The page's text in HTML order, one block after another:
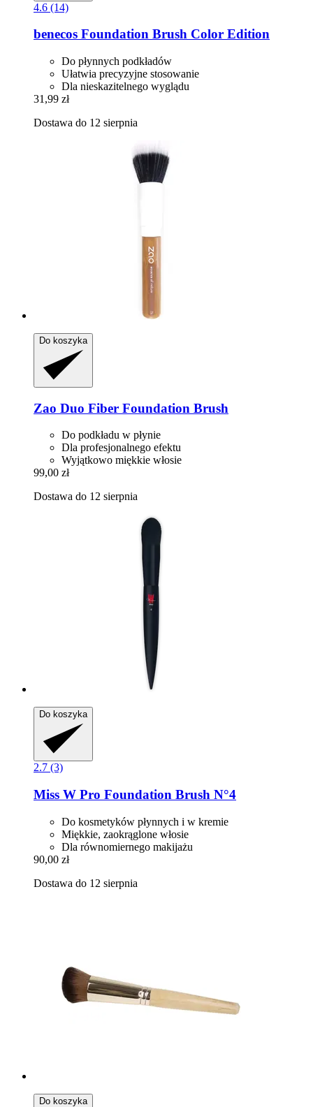
4.6 (14)
benecos Foundation Brush Color Edition
Do płynnych podkładów
Ułatwia precyzyjne stosowanie
Dla nieskazitelnego wyglądu
31,99 zł
Dostawa do 12 sierpnia
Do koszyka
Zao Duo Fiber Foundation Brush
Do podkładu w płynie
Dla profesjonalnego efektu
Wyjątkowo miękkie włosie
99,00 zł
Dostawa do 12 sierpnia
Do koszyka
2.7 (3)
Miss W Pro Foundation Brush N°4
Do kosmetyków płynnych i w kremie
Miękkie, zaokrąglone włosie
Dla równomiernego makijażu
90,00 zł
Dostawa do 12 sierpnia
Do koszyka